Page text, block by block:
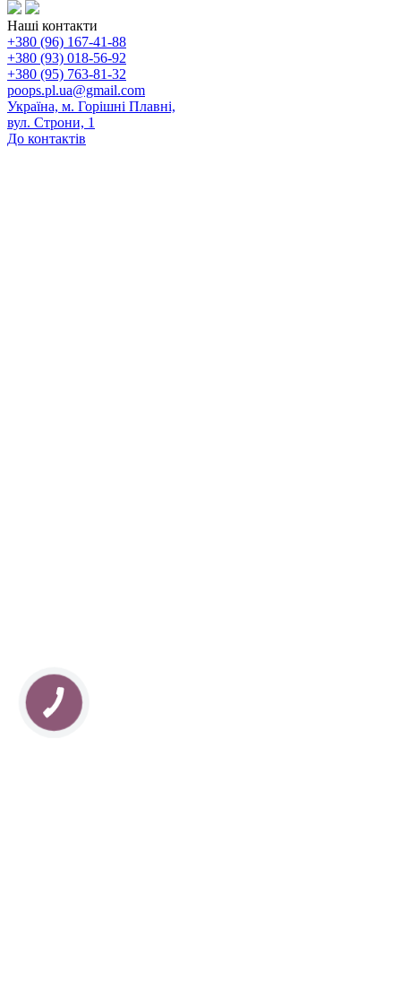
Наші контакти
+380 (96) 167-41-88
+380 (93) 018-56-92
+380 (95) 763-81-32
poops.pl.ua@gmail.com
Україна, м. Горішні Плавні,
вул. Строни, 1
До контактів